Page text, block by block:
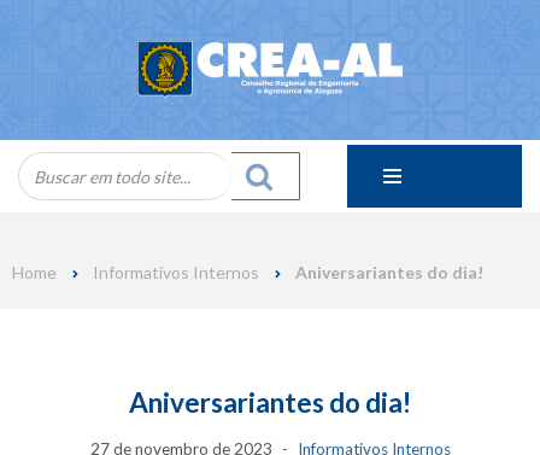
Home Informativos Internos Aniversariantes do dia!
Aniversariantes do dia!
27 de novembro de 2023 Informativos Internos